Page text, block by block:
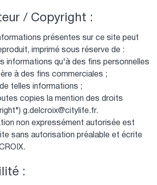
/ Copyright :
présentes sur ce site peut
imprimé sous réserve de :
informations qu'à des fins personnelles
à des fins commerciales ;
telles informations ;
copies la mention des droits
g.delcroix@citylife.fr.
non expressément autorisée est
sans autorisation préalable et écrite
.
: